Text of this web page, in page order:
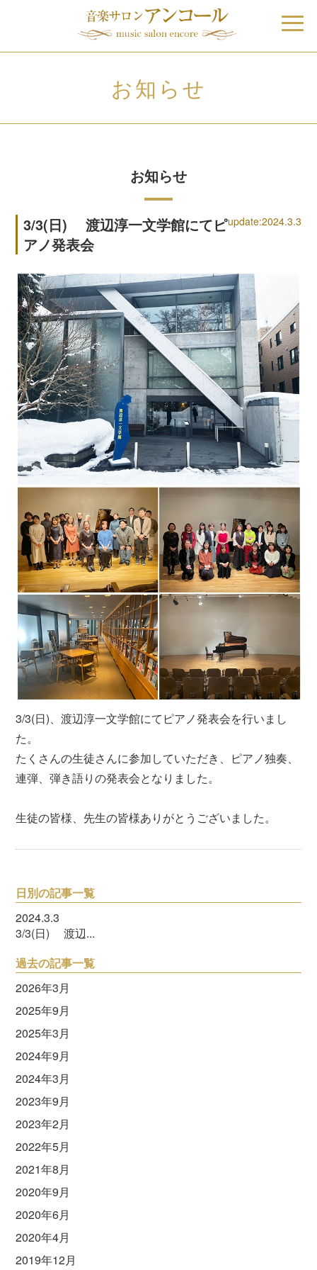
お知らせ
お知らせ
3/3(日) 渡辺淳一文学館にてピ
アノ発表会
update:2024.3.3
3/3(日)、渡辺淳一文学館にてピアノ発表会を行いまし
た。
たくさんの生徒さんに参加していただき、ピアノ独奏、
連弾、弾き語りの発表会となりました。
生徒の皆様、先生の皆様ありがとうございました。
日別の記事一覧
2024.3.3
3/3(日) 渡辺...
過去の記事一覧
2026年3月
2025年9月
2025年3月
2024年9月
2024年3月
2023年9月
2023年2月
2022年5月
2021年8月
2020年9月
2020年6月
2020年4月
2019年12月